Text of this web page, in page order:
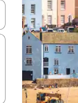
las teclas de flecha